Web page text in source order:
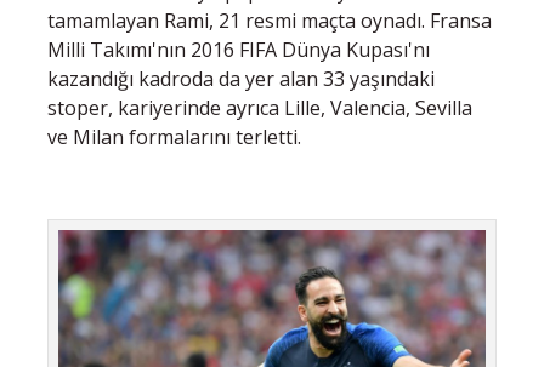
tamamlayan Rami, 21 resmi maçta oynadı. Fransa
Milli Takımı'nın 2016 FIFA Dünya Kupası'nı
kazandığı kadroda da yer alan 33 yaşındaki
stoper, kariyerinde ayrıca Lille, Valencia, Sevilla
ve Milan formalarını terletti.